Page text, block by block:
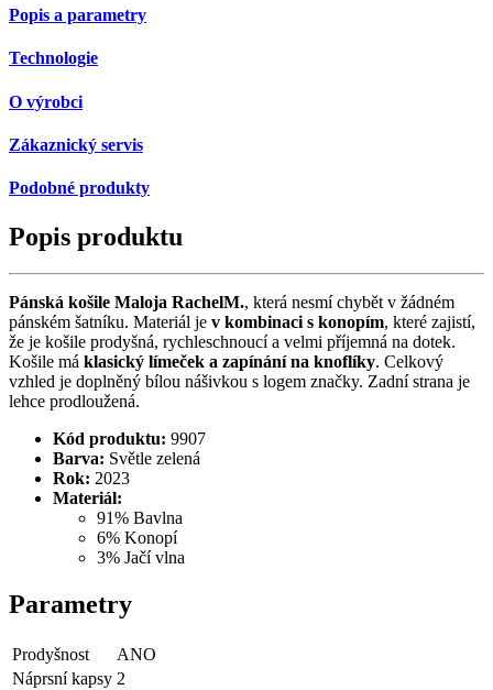
Popis a parametry
Technologie
O výrobci
Zákaznický servis
Podobné produkty
Popis produktu
Pánská košile Maloja RachelM., která nesmí chybět v žádném
pánském šatníku. Materiál je v kombinaci s konopím, které zajistí,
že je košile prodyšná, rychleschnoucí a velmi příjemná na dotek.
Košile má klasický límeček a zapínání na knoflíky. Celkový
vzhled je doplněný bílou nášivkou s logem značky. Zadní strana je
lehce prodloužená.
Kód produktu: 9907
Barva: Světle zelená
Rok: 2023
Materiál:
91% Bavlna
6% Konopí
3% Jačí vlna
Parametry
Prodyšnost
ANO
Náprsní kapsy 2